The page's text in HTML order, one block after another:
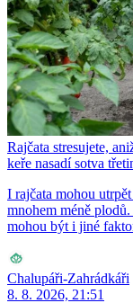
Rajčata stresujete,
keře nasadí sotva
I rajčata mohou
mnohem méně
mohou být i jiné
Chalupáři-Zahrádkáři
8. 8. 2026, 21:51